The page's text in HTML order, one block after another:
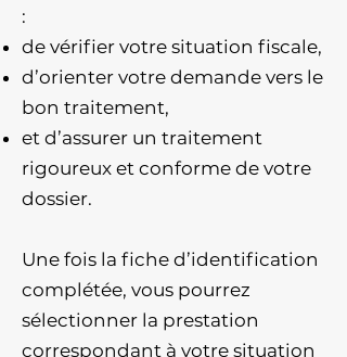
:
de vérifier votre situation fiscale,
d’orienter votre demande vers le
bon traitement,
et d’assurer un traitement
rigoureux et conforme de votre
dossier.
Une fois la fiche d’identification
complétée, vous pourrez
sélectionner la prestation
correspondant à votre situation